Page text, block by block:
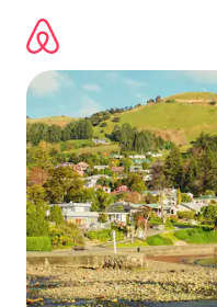
съдържанието